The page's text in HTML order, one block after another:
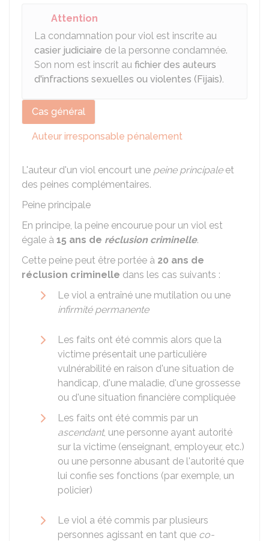
Attention
La condamnation pour viol est inscrite au
casier judiciaire de la personne condamnée.
Son nom est inscrit au fichier des auteurs
d'infractions sexuelles ou violentes (Fijais).
Cas général
Auteur irresponsable pénalement
L'auteur d'un viol encourt une peine principaleet
des peines complémentaires.
Peine principale
En principe, la peine encourue pour un viol est
égale à 15 ans de réclusion criminelle.
Cette peine peut être portée à 20 ans de
réclusion criminelle dans les cas suivants :
Le viol a entraîné une mutilation ou une
infirmité permanente
Les faits ont été commis alors que la
victime présentait une particulière
vulnérabilité en raison d'une situation de
handicap, d'une maladie, d'une grossesse
ou d'une situation financière compliquée
Les faits ont été commis par un
ascendant, une personne ayant autorité
sur la victime (enseignant, employeur, etc.)
ou une personne abusant de l'autorité que
lui confie ses fonctions (par exemple, un
policier)
Le viol a été commis par plusieurs
personnes agissant en tant que co-